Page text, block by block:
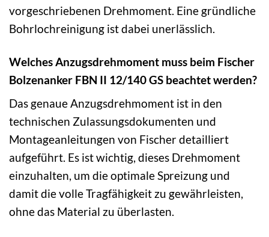
vorgeschriebenen Drehmoment. Eine gründliche
Bohrlochreinigung ist dabei unerlässlich.
Welches Anzugsdrehmoment muss beim Fischer
Bolzenanker FBN II 12/140 GS beachtet werden?
Das genaue Anzugsdrehmoment ist in den
technischen Zulassungsdokumenten und
Montageanleitungen von Fischer detailliert
aufgeführt. Es ist wichtig, dieses Drehmoment
einzuhalten, um die optimale Spreizung und
damit die volle Tragfähigkeit zu gewährleisten,
ohne das Material zu überlasten.